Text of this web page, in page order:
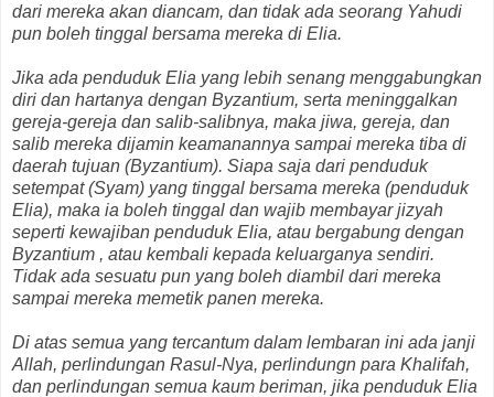
dari mereka akan diancam, dan tidak ada seorang Yahudi
pun boleh tinggal bersama mereka di Elia.
Jika ada penduduk Elia yang lebih senang menggabungkan
diri dan hartanya dengan Byzantium, serta meninggalkan
gereja-gereja dan salib-salibnya, maka jiwa, gereja, dan
salib mereka dijamin keamanannya sampai mereka tiba di
daerah tujuan (Byzantium). Siapa saja dari penduduk
setempat (Syam) yang tinggal bersama mereka (penduduk
Elia), maka ia boleh tinggal dan wajib membayar jizyah
seperti kewajiban penduduk Elia, atau bergabung dengan
Byzantium , atau kembali kepada keluarganya sendiri.
Tidak ada sesuatu pun yang boleh diambil dari mereka
sampai mereka memetik panen mereka.
Di atas semua yang tercantum dalam lembaran ini ada janji
Allah, perlindungan Rasul-Nya, perlindungn para Khalifah,
dan perlindungan semua kaum beriman, jika penduduk Elia